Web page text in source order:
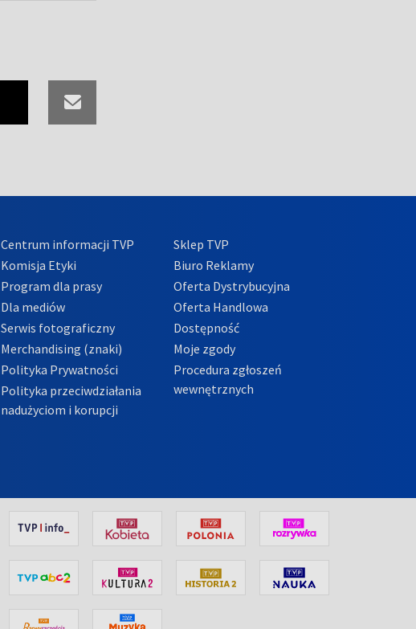
Centrum informacji TVP
Komisja Etyki
Program dla prasy
Dla mediów
Serwis fotograficzny
Merchandising (znaki)
Polityka Prywatności
Polityka przeciwdziałania
nadużyciom i korupcji
Sklep TVP
Biuro Reklamy
Oferta Dystrybucyjna
Oferta Handlowa
Dostępność
Moje zgody
Procedura zgłoszeń
wewnętrznych